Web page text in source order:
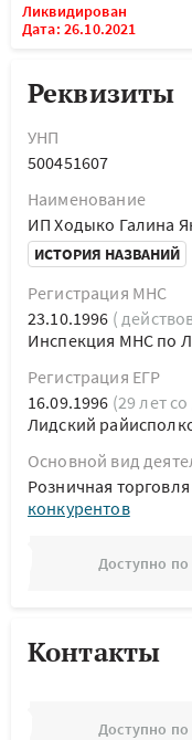
Ликвидирован
Дата: 26.10.2021
Реквизиты
УНП
500451607
Наименование
ИП Ходыко Галина
ИСТОРИЯ НАЗВАНИЙ
Регистрация МНС
23.10.1996 (
Инспекция МНС по
Регистрация ЕГР
16.09.1996 (29 лет
Лидский
Основной вид
Розничная
конкурентов
Доступно по
Контакты
Доступно по